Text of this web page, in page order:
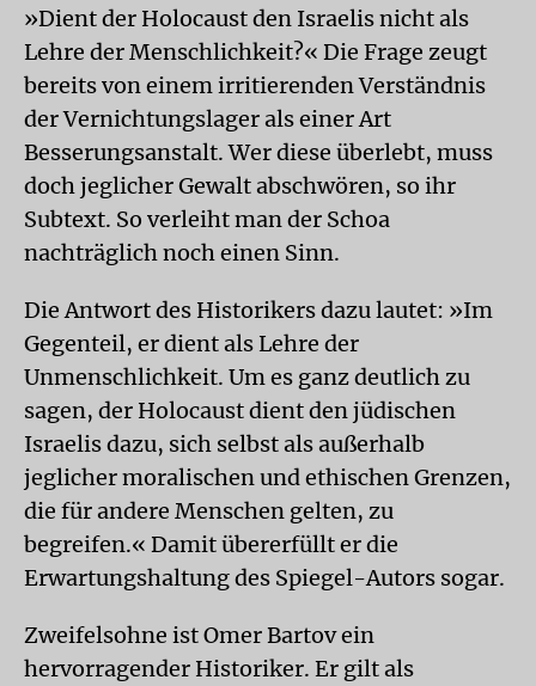
»Dient der Holocaust den Israelis nicht als
Lehre der Menschlichkeit?« Die Frage zeugt
bereits von einem irritierenden Verständnis
der Vernichtungslager als einer Art
Besserungsanstalt. Wer diese überlebt, muss
doch jeglicher Gewalt abschwören, so ihr
Subtext. So verleiht man der Schoa
nachträglich noch einen Sinn.
Die Antwort des Historikers dazu lautet: »Im
Gegenteil, er dient als Lehre der
Unmenschlichkeit. Um es ganz deutlich zu
sagen, der Holocaust dient den jüdischen
Israelis dazu, sich selbst als außerhalb
jeglicher moralischen und ethischen Grenzen,
die für andere Menschen gelten, zu
begreifen.« Damit übererfüllt er die
Erwartungshaltung des Spiegel-Autors sogar.
Zweifelsohne ist Omer Bartov ein
hervorragender Historiker. Er gilt als